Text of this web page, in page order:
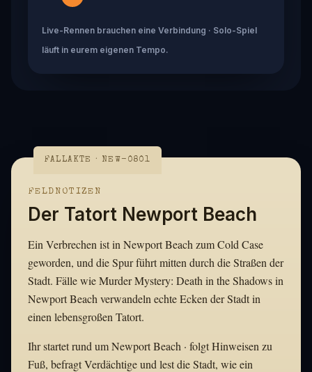
Live-Rennen brauchen eine Verbindung · Solo-Spiel
läuft in eurem eigenen Tempo.
FALLAKTE · NEW-0801
FELDNOTIZEN
Der Tatort Newport Beach
Ein Verbrechen ist in Newport Beach zum Cold Case
geworden, und die Spur führt mitten durch die Straßen der
Stadt. Fälle wie Murder Mystery: Death in the Shadows in
Newport Beach verwandeln echte Ecken der Stadt in
einen lebensgroßen Tatort.
Ihr startet rund um Newport Beach · folgt Hinweisen zu
Fuß, befragt Verdächtige und lest die Stadt, wie ein